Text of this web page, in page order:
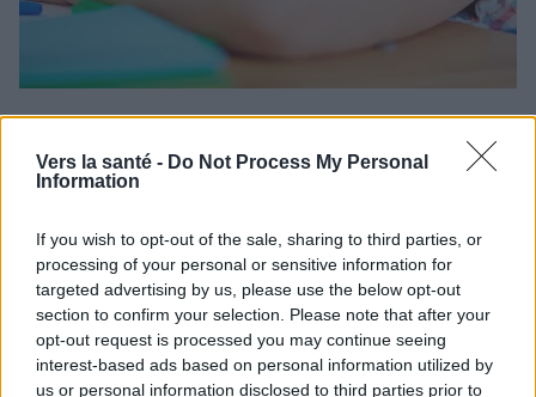
Vers la santé - Do Not Process My Personal
Information
If you wish to opt-out of the sale, sharing to third parties, or
processing of your personal or sensitive information for
targeted advertising by us, please use the below opt-out
section to confirm your selection. Please note that after your
opt-out request is processed you may continue seeing
interest-based ads based on personal information utilized by
us or personal information disclosed to third parties prior to
panthermedia
Les personnes qui pensent à mettre fin à leurs jours
peuvent tenter de dire au revoir à leurs proches,
d'écrire des lettres, de régler des affaires en
suspens et de les remercier sincèrement pour ce
qui a été fait pour elles, comme s'il s'agissait d'une